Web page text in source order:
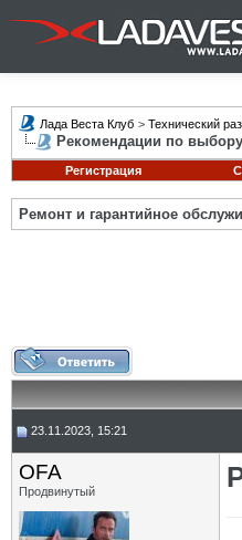
Лада Веста Клуб > Технический
Рекомендации по выбору
Регистрация
Ремонт и гарантийное
23.11.2023, 15:21
OFA
Продвинутый